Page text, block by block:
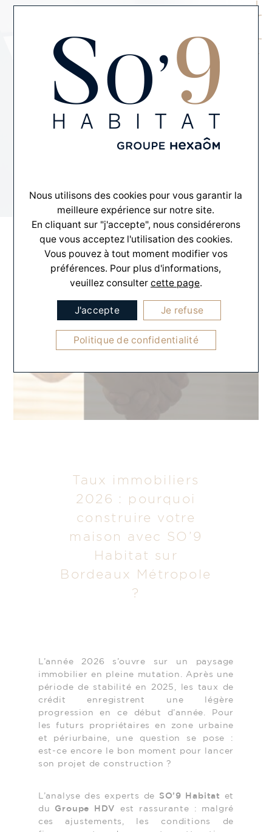
MENU
Taux immobiliers 2026
Taux immobiliers
2026 : pourquoi
construire votre
maison avec SO’9
Habitat sur
Bordeaux Métropole
?
L’année 2026 s’ouvre sur un paysage
immobilier en pleine mutation. Après une
période de stabilité en 2025, les taux de
crédit enregistrent une légère
progression en ce début d’année. Pour
les futurs propriétaires en zone urbaine
et périurbaine, une question se pose :
est-ce encore le bon moment pour lancer
son projet de construction ?
L’analyse des experts de SO’9 Habitat
et
du Groupe HDV
est rassurante : malgré
ces ajustements, les conditions de
Nous utilisons des cookies pour vous garantir la
meilleure expérience sur notre site.
En cliquant sur "j'accepte", nous considérerons
que vous acceptez l'utilisation des cookies.
Vous pouvez à tout moment modifier vos
préférences. Pour plus d'informations,
veuillez consulter cette page.
J'accepte Je refuse
Politique de confidentialité